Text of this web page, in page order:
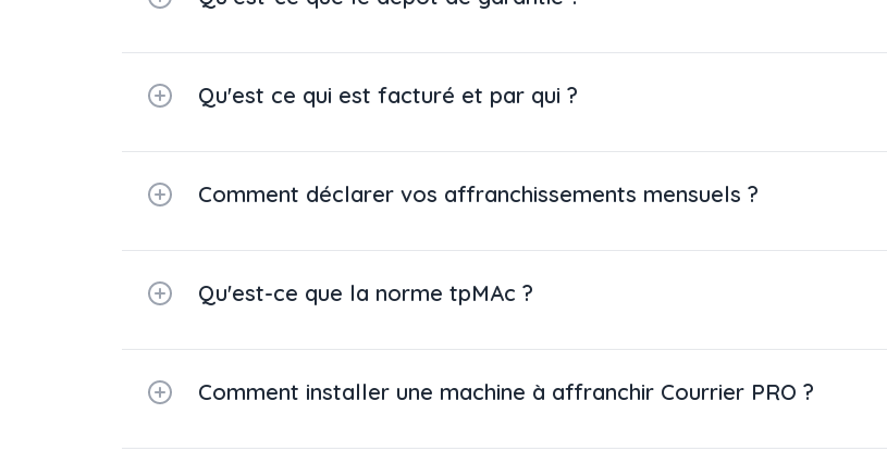
Qu'est ce qui est facturé et par qui ?
Comment déclarer vos affranchissements mensuels ?
Qu'est-ce que la norme tpMAc ?
Comment installer une machine à affranchir Courrier PRO ?